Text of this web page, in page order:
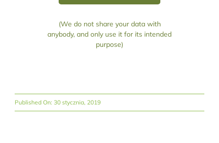
(We do not share your data with
anybody, and only use it for its intended
purpose)
Published On: 30 stycznia, 2019